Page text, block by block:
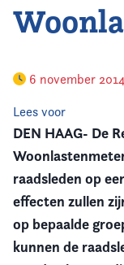
Opleiding
6 november
Lees voor
DEN HAAG- De
raadsleden op
effecten zullen
op bepaalde
kunnen de